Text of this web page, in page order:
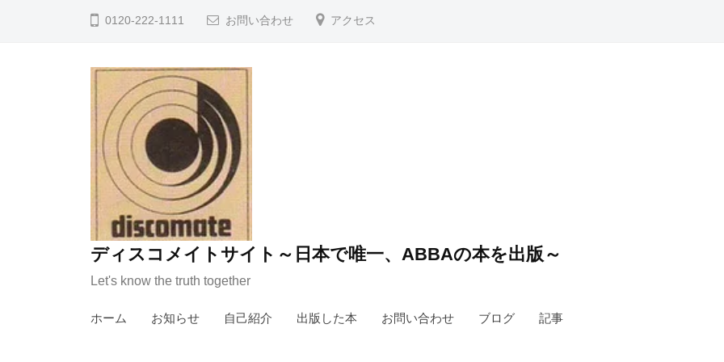
0120-222-1111 お問い合わせ アクセス
ディスコメイトサイト～日本で唯一、ABBAの本を出版～
Let's know the truth together
ホーム お知らせ 自己紹介 出版した本 お問い合わせ ブログ 記事